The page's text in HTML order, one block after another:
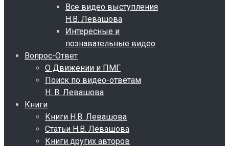
Все видео выступления
Н.В. Левашова
Интересные и
познавательные видео
Вопрос-Ответ
О Движении и ПМГ
Поиск по видео-ответам
Н. В. Левашова
Книги
Книги Н.В. Левашова
Статьи Н.В. Левашова
Книги других авторов